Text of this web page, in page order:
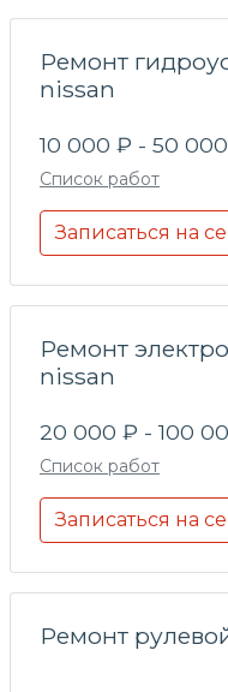
Ремонт
nissan
10 000 ₽ - 50
Список работ
Записаться на
Ремонт
nissan
20 000 ₽ - 100
Список работ
Записаться на
Ремонт